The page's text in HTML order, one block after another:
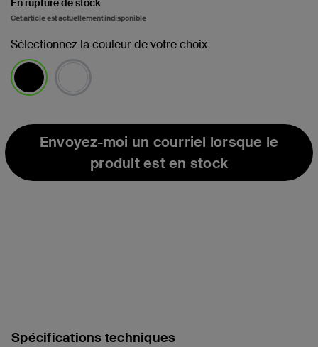
En rupture de stock
Cet article est actuellement indisponible
Sélectionnez la couleur de votre choix
Envoyez-moi un courriel lorsque le
produit est en stock
Spécifications techniques